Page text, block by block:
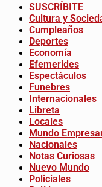
SUSCRÍBITE
Cultura y
Cumpleaños
Deportes
Economía
Efemerides
Espectáculos
Funebres
Internacionales
Libreta
Locales
Mundo
Nacionales
Notas Curiosas
Nuevo Mundo
Policiales